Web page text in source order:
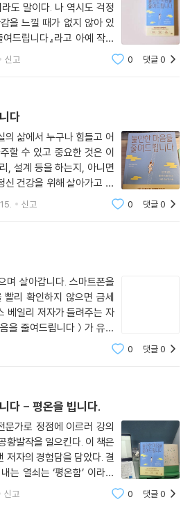
도 말이다. 나 역시도 걱정
을 느낄 때가 없지 않아 있
드립니다』라고 아예 작성
궁금하지 않을 수 없다. TV
다는 약 광고를 보면서 과
신고 0 댓글0
다
삶에서 누구나 힘들고 어
할 수 있고 중요한 것은 이
, 설계 등을 하는지, 아니면
신 건강을 위해 살아가고 있
접하며 생각해 보게 된다. ＜
신고 0 댓글0
며 살아갑니다. 스마트폰을
리 확인하지 않으면 금세
베일리 저자가 들려주는 자
을 줄여드립니다＞가 유독
순한 도파민 디톡스가 아닌,
0 댓글0
다 - 평온을 빕니다.
문가로 정점에 이르러 강의
황발작을 일으킨다. 이 책은
저자의 경험담을 담았다. 결
는 열쇠는 ‘평온함’ 이라고
자가 경험한 ‘평온함’에 이
신고 0 댓글0